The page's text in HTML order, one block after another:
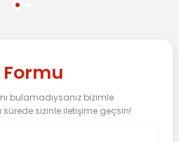
bulamadıysanız bizimle
sürede sizinle iletişime geçsin!